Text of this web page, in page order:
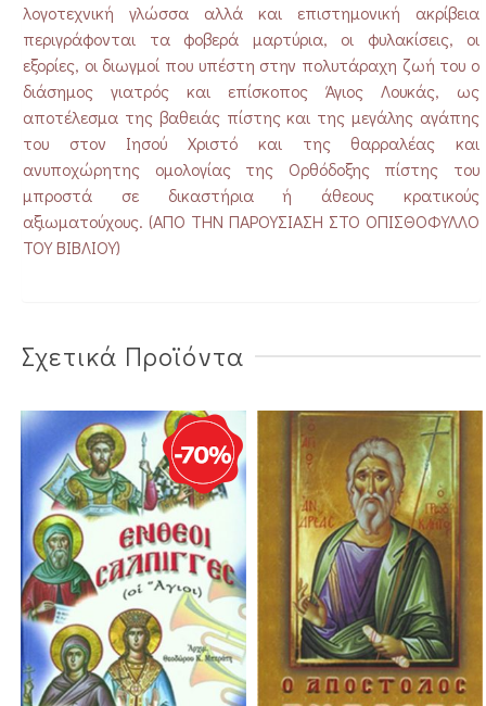
λογοτεχνική γλώσσα αλλά και επιστημονική ακρίβεια
περιγράφονται τα φοβερά μαρτύρια, οι φυλακίσεις, οι
εξορίες, οι διωγμοί που υπέστη στην πολυτάραχη ζωή του ο
διάσημος γιατρός και επίσκοπος Άγιος Λουκάς, ως
αποτέλεσμα της βαθειάς πίστης και της μεγάλης αγάπης
του στον Ιησού Χριστό και της θαρραλέας και
ανυποχώρητης ομολογίας της Ορθόδοξης πίστης του
μπροστά σε δικαστήρια ή άθεους κρατικούς
αξιωματούχους. (ΑΠΟ ΤΗΝ ΠΑΡΟΥΣΙΑΣΗ ΣΤΟ ΟΠΙΣΘΟΦΥΛΛΟ
ΤΟΥ ΒΙΒΛΙΟΥ)
Σχετικά Προϊόντα